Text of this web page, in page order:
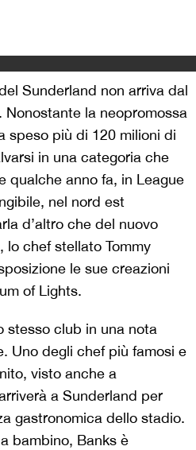
Sunderland non arriva dal
la neopromossa
speso più di 120 milioni di
in una categoria che
qualche anno fa, in League
nel nord est
d’altro che del nuovo
, lo chef stellato Tommy
le sue creazioni
of Lights.
stesso club in una nota
Uno degli chef più famosi e
visto anche a
a Sunderland per
gastronomica dello stadio.
bambino, Banks è